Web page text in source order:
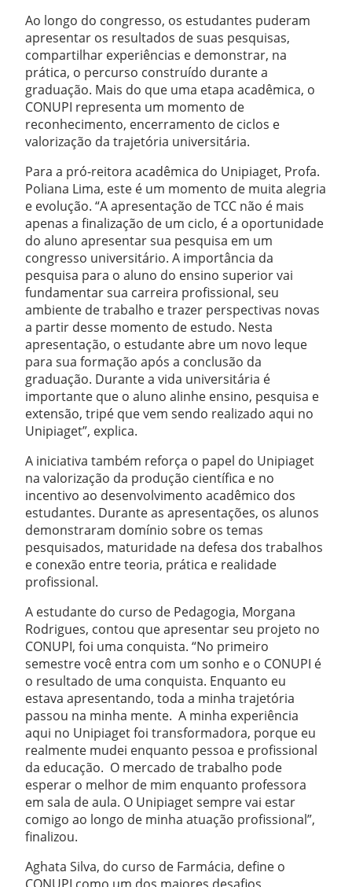
Ao longo do congresso, os estudantes puderam
apresentar os resultados de suas pesquisas,
compartilhar experiências e demonstrar, na
prática, o percurso construído durante a
graduação. Mais do que uma etapa acadêmica, o
CONUPI representa um momento de
reconhecimento, encerramento de ciclos e
valorização da trajetória universitária.
Para a pró-reitora acadêmica do Unipiaget, Profa.
Poliana Lima, este é um momento de muita alegria
e evolução. “A apresentação de TCC não é mais
apenas a finalização de um ciclo, é a oportunidade
do aluno apresentar sua pesquisa em um
congresso universitário. A importância da
pesquisa para o aluno do ensino superior vai
fundamentar sua carreira profissional, seu
ambiente de trabalho e trazer perspectivas novas
a partir desse momento de estudo. Nesta
apresentação, o estudante abre um novo leque
para sua formação após a conclusão da
graduação. Durante a vida universitária é
importante que o aluno alinhe ensino, pesquisa e
extensão, tripé que vem sendo realizado aqui no
Unipiaget”, explica.
A iniciativa também reforça o papel do Unipiaget
na valorização da produção científica e no
incentivo ao desenvolvimento acadêmico dos
estudantes. Durante as apresentações, os alunos
demonstraram domínio sobre os temas
pesquisados, maturidade na defesa dos trabalhos
e conexão entre teoria, prática e realidade
profissional.
A estudante do curso de Pedagogia, Morgana
Rodrigues, contou que apresentar seu projeto no
CONUPI, foi uma conquista. “No primeiro
semestre você entra com um sonho e o CONUPI é
o resultado de uma conquista. Enquanto eu
estava apresentando, toda a minha trajetória
passou na minha mente. A minha experiência
aqui no Unipiaget foi transformadora, porque eu
realmente mudei enquanto pessoa e profissional
da educação. O mercado de trabalho pode
esperar o melhor de mim enquanto professora
em sala de aula. O Unipiaget sempre vai estar
comigo ao longo de minha atuação profissional”,
finalizou.
Aghata Silva, do curso de Farmácia, define o